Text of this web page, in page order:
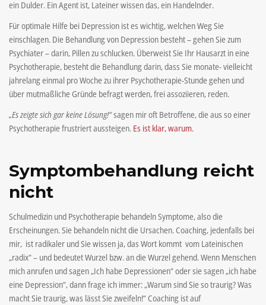
ein Dulder. Ein Agent ist, Lateiner wissen das, ein Handelnder.
Für optimale Hilfe bei Depression ist es wichtig, welchen Weg Sie
einschlagen. Die Behandlung von Depression besteht – gehen Sie zum
Psychiater – darin, Pillen zu schlucken. Überweist Sie Ihr Hausarzt in eine
Psychotherapie, besteht die Behandlung darin, dass Sie monate- vielleicht
jahrelang einmal pro Woche zu ihrer Psychotherapie-Stunde gehen und
über mutmaßliche Gründe befragt werden, frei assoziieren, reden.
„Es zeigte sich gar keine Lösung!“sagen mir oft Betroffene, die aus so einer
Psychotherapie frustriert aussteigen. Es ist klar, warum.
Symptombehandlung reicht
nicht
Schulmedizin und Psychotherapie behandeln Symptome, also die
Erscheinungen. Sie behandeln nicht die Ursachen. Coaching, jedenfalls bei
mir, ist radikaler und Sie wissen ja, das Wort kommt vom Lateinischen
„radix“ – und bedeutet Wurzel bzw. an die Wurzel gehend. Wenn Menschen
mich anrufen und sagen „Ich habe Depressionen“ oder sie sagen „ich habe
eine Depression“, dann frage ich immer: „Warum sind Sie so traurig? Was
macht Sie traurig, was lässt Sie zweifeln!“ Coaching ist auf